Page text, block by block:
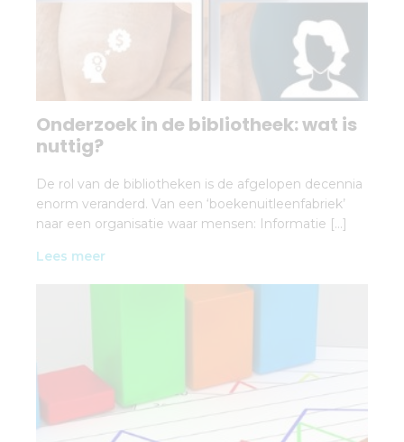
Onderzoek in de bibliotheek: wat is
nuttig?
De rol van de bibliotheken is de afgelopen decennia
enorm veranderd. Van een ‘boekenuitleenfabriek’
naar een organisatie waar mensen: Informatie […]
Lees meer